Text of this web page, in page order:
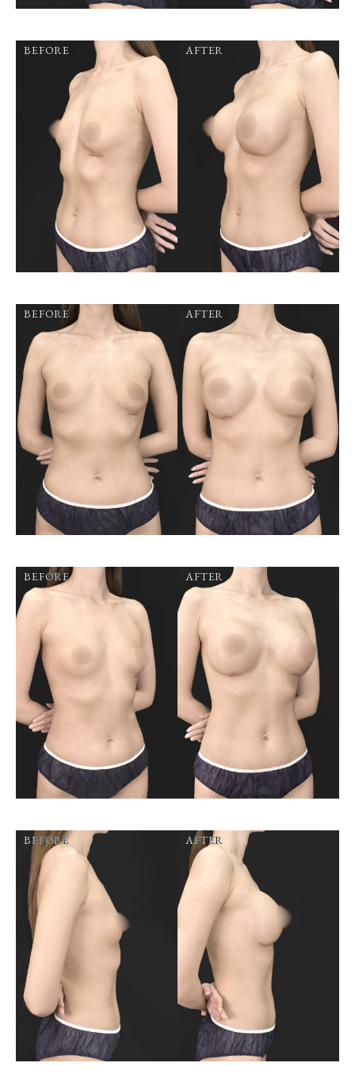
BEFORE AFTER
BEFORE AFTER
BEFORE AFTER
BEFORE AFTER